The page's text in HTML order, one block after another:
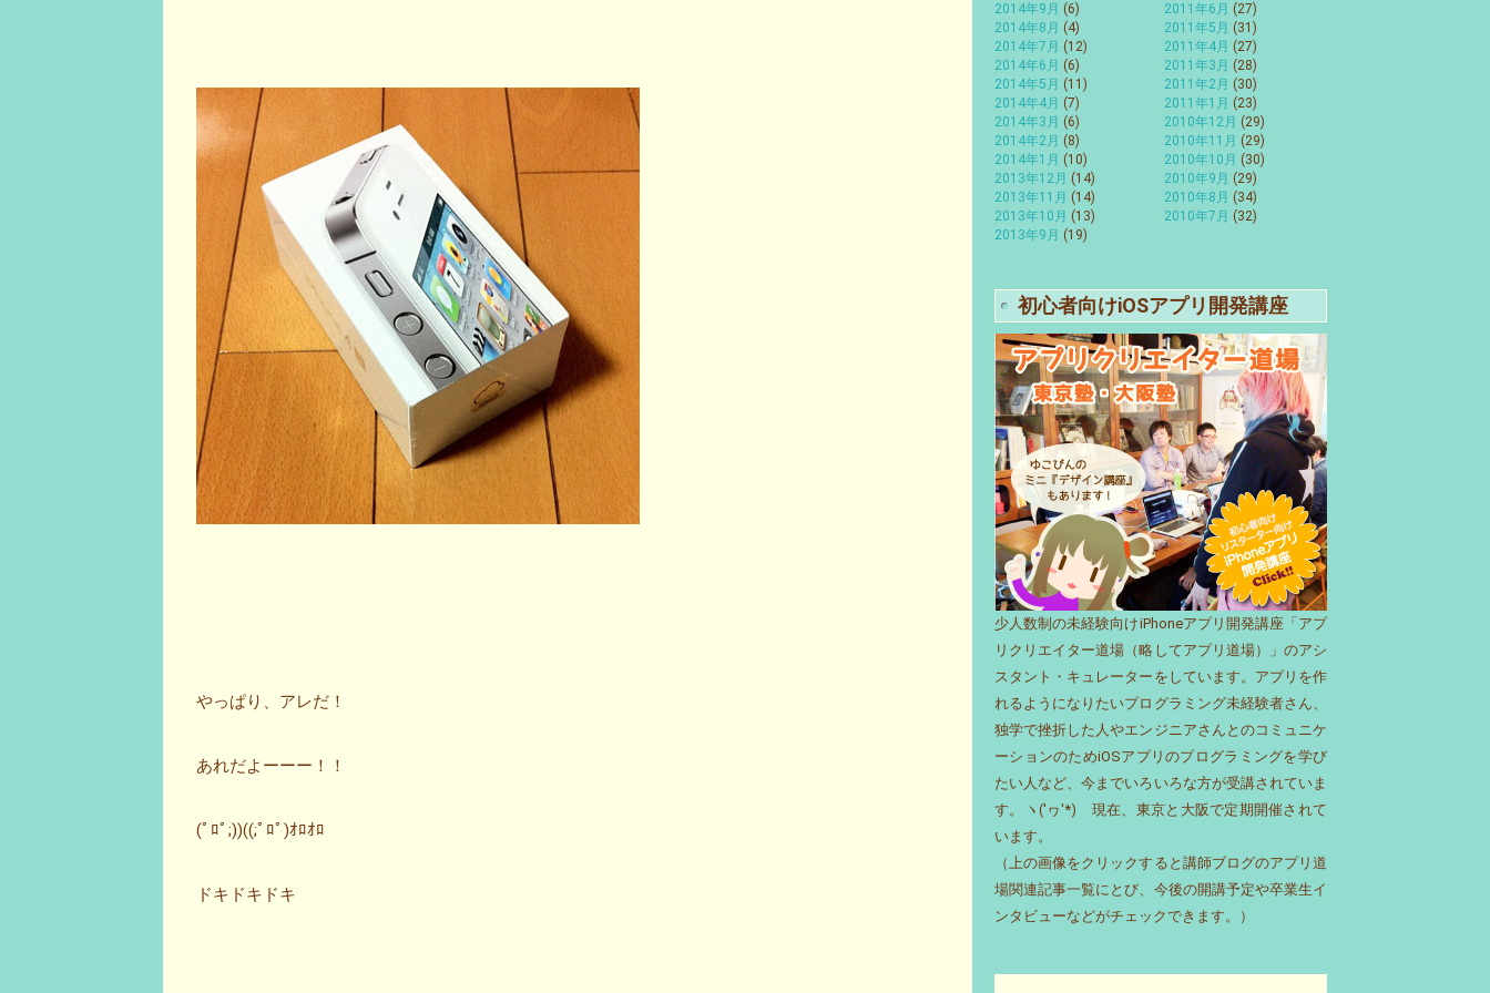
やっぱり、アレだ！
あれだよーーー！！
(ﾟﾛﾟ;))((;ﾟﾛﾟ)ｵﾛｵﾛ
ドキドキドキ
2014年9月 (6)
2014年8月 (4)
2014年7月 (12)
2014年6月 (6)
2014年5月 (11)
2014年4月 (7)
2014年3月 (6)
2014年2月 (8)
2014年1月 (10)
2013年12月 (14)
2013年11月 (14)
2013年10月 (13)
2013年9月 (19)
2011年6月 (27)
2011年5月 (31)
2011年4月 (27)
2011年3月 (28)
2011年2月 (30)
2011年1月 (23)
2010年12月 (29)
2010年11月 (29)
2010年10月 (30)
2010年9月 (29)
2010年8月 (34)
2010年7月 (32)
初心者向けiOSアプリ開発講座
少人数制の未経験向けiPhoneアプリ開発講座「アプ
リクリエイター道場（略してアプリ道場）」のアシ
スタント・キュレーターをしています。アプリを作
れるようになりたいプログラミング未経験者さん、
独学で挫折した人やエンジニアさんとのコミュニケ
ーションのためiOSアプリのプログラミングを学び
たい人など、今までいろいろな方が受講されていま
す。ヽ('ヮ'*)ゝ現在、東京と大阪で定期開催されて
います。
（上の画像をクリックすると講師ブログのアプリ道
場関連記事一覧にとび、今後の開講予定や卒業生イ
ンタビューなどがチェックできます。）